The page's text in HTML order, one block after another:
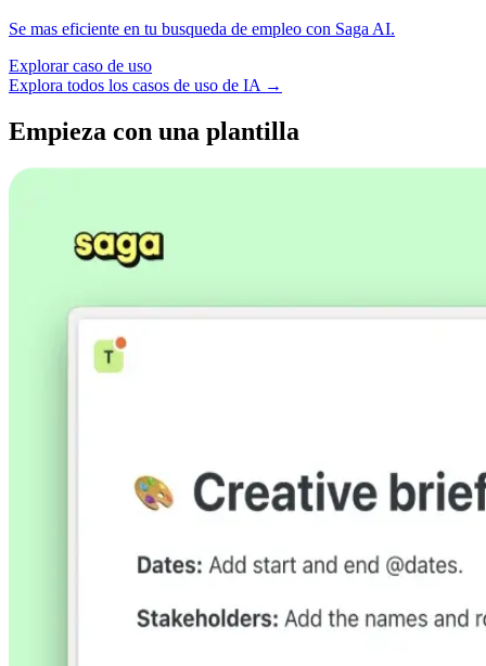
Se mas eficiente en tu busqueda de empleo con Saga AI.
Explorar caso de uso
Explora todos los casos de uso de IA →
Empieza con una plantilla